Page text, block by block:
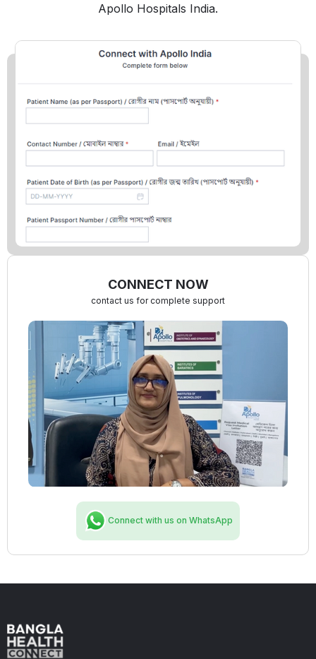
Apollo Hospitals India.
CONNECT NOW
contact us for complete support
Connect with us on WhatsApp